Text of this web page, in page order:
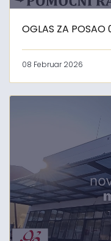
OGLAS ZA POSAO
08 Februar 2026